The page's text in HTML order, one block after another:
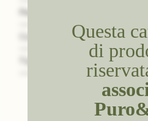
Questa
di
Peso Netto